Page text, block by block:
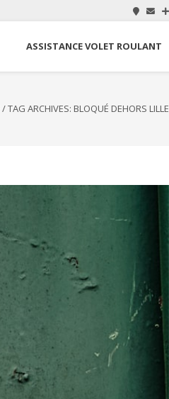
ASSISTANCE VOLET ROULANT
/TAG ARCHIVES: BLOQUÉ DEHORS LILLE